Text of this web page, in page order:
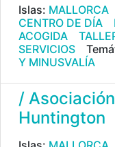
Islas: MALLORCA
CENTRO DE DÍA
ACOGIDA
SERVICIOS
Y MINUSVALÍA
/
Huntington